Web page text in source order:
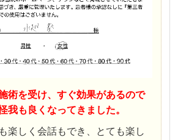
術を受け、すぐ効果があるので
我も良くなってきました。
楽しく会話もでき、とても楽し